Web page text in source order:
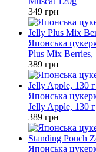
349 грн
Японська
Plus Mix Berries,
389 грн
Японська
Jelly Apple, 130 г
389 грн
Японська